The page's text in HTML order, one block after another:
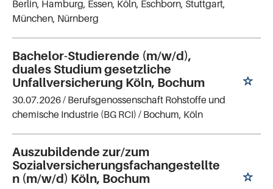
Berlin, Hamburg, Essen, Köln, Eschborn, Stuttgart,
München, Nürnberg
Bachelor-Studierende (m/w/d),
duales Studium gesetzliche
Unfallversicherung Köln, Bochum
30.07.2026 / Berufsgenossenschaft Rohstoffe und
chemische Industrie (BG RCI) / Bochum, Köln
Auszubildende zur/zum
Sozialversicherungsfachangestellte
n (m/w/d) Köln, Bochum